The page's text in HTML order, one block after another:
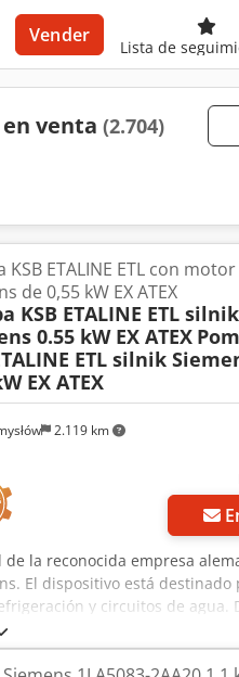
Vender
Lista de
venta (2.704)
2.119 km
KSB ETALINE ETL con motor
de 0,55 kW EX ATEX
KSB ETALINE ETL silnik
0.55 kW EX ATEX
ETL silnik
EX ATEX
la reconocida empresa
El dispositivo está
y circuitos de agua.
200 Caudal Q: 4,0 m³/h
1459 rpm Año de